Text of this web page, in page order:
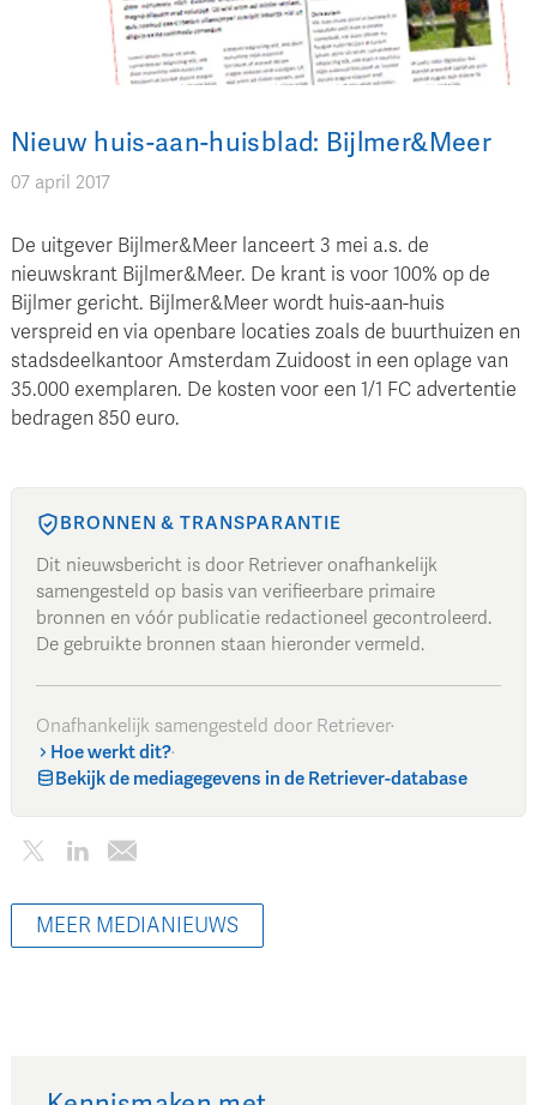
Nieuw huis-aan-huisblad: Bijlmer&Meer
07 april 2017
De uitgever Bijlmer&Meer lanceert 3 mei a.s. de
nieuwskrant Bijlmer&Meer. De krant is voor 100% op de
Bijlmer gericht. Bijlmer&Meer wordt huis-aan-huis
verspreid en via openbare locaties zoals de buurthuizen en
stadsdeelkantoor Amsterdam Zuidoost in een oplage van
35.000 exemplaren. De kosten voor een 1/1 FC advertentie
bedragen 850 euro.
BRONNEN & TRANSPARANTIE
Dit nieuwsbericht is door Retriever onafhankelijk
samengesteld op basis van verifieerbare primaire
bronnen en vóór publicatie redactioneel gecontroleerd.
De gebruikte bronnen staan hieronder vermeld.
Onafhankelijk samengesteld door Retriever·
Hoe werkt dit?·
Bekijk de mediagegevens in de Retriever-database
MEER MEDIANIEUWS